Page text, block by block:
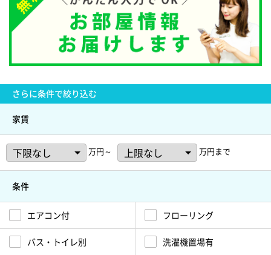
さらに条件で絞り込む
家賃
万円～ 万円まで
条件
エアコン付 フローリング
バス・トイレ別 洗濯機置場有